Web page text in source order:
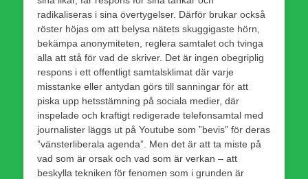
radikaliseras i sina övertygelser. Därför brukar också
röster höjas om att belysa nätets skuggigaste hörn,
bekämpa anonymiteten, reglera samtalet och tvinga
alla att stå för vad de skriver. Det är ingen obegriplig
respons i ett offentligt samtalsklimat där varje
misstanke eller antydan görs till sanningar för att
piska upp hetsstämning på sociala medier, där
inspelade och kraftigt redigerade telefonsamtal med
journalister läggs ut på Youtube som ”bevis” för deras
”vänsterliberala agenda”. Men det är att ta miste på
vad som är orsak och vad som är verkan – att
beskylla tekniken för fenomen som i grunden är